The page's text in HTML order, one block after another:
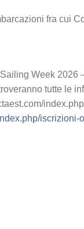
fra cui
Week 2026
tutte le
iscrizioni-